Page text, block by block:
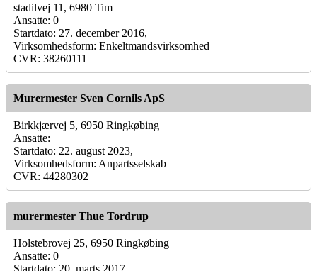
stadilvej 11, 6980 Tim
Ansatte: 0
Startdato: 27. december 2016,
Virksomhedsform: Enkeltmandsvirksomhed
CVR: 38260111
Murermester Sven Cornils ApS
Birkkjærvej 5, 6950 Ringkøbing
Ansatte:
Startdato: 22. august 2023,
Virksomhedsform: Anpartsselskab
CVR: 44280302
murermester Thue Tordrup
Holstebrovej 25, 6950 Ringkøbing
Ansatte: 0
Startdato: 20. marts 2017,